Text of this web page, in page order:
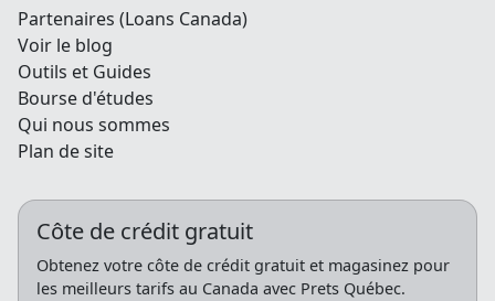
Partenaires (Loans Canada)
Voir le blog
Outils et Guides
Bourse d'études
Qui nous sommes
Plan de site
Côte de crédit gratuit
Obtenez votre côte de crédit gratuit et magasinez pour
les meilleurs tarifs au Canada avec Prets Québec.